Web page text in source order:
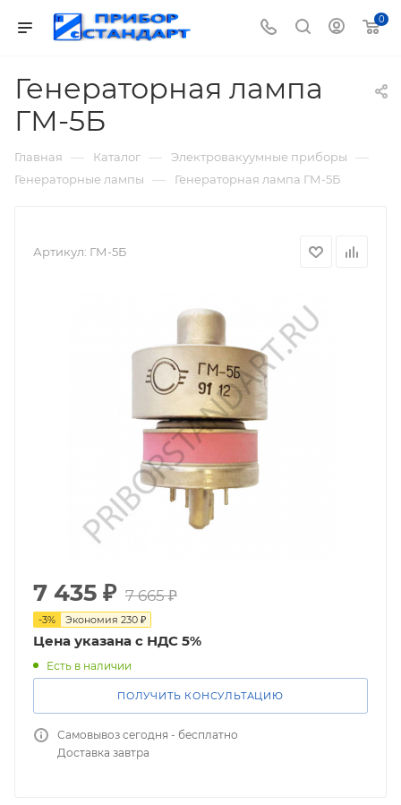
0
Генераторная лампа
ГМ-5Б
Главная — Каталог — Электровакуумные приборы —
Генераторные лампы — Генераторная лампа ГМ-5Б
Артикул: ГМ-5Б
7 435 ₽ 7 665₽
-3% Экономия 230 ₽
Цена указана с НДС 5%
Есть в наличии
ПОЛУЧИТЬ КОНСУЛЬТАЦИЮ
Самовывоз сегодня - бесплатно
Доставка завтра